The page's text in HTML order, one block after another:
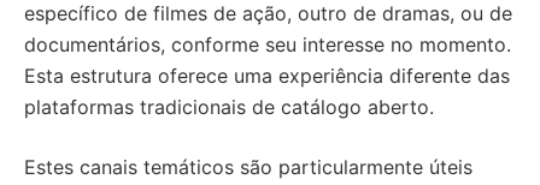
específico de filmes de ação, outro de dramas, ou de
documentários, conforme seu interesse no momento.
Esta estrutura oferece uma experiência diferente das
plataformas tradicionais de catálogo aberto.
Estes canais temáticos são particularmente úteis